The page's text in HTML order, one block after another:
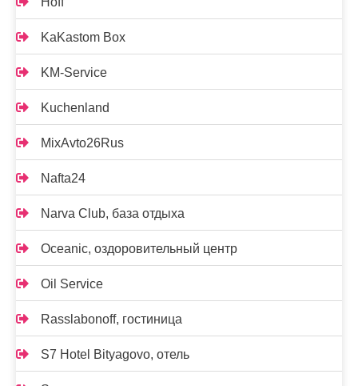
KaKastom Box
KM-Service
Kuchenland
MixAvto26Rus
Nafta24
Narva Club, база отдыха
Oceanic, оздоровительный центр
Oil Service
Rasslabonoff, гостиница
S7 Hotel Bityagovo, отель